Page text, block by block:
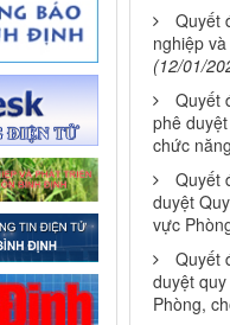
Quyết
nghiệp
(12/01/
Quyết
phê
chức
Quyết
duyệt
vực
Quyết
duyệt
Phòng,